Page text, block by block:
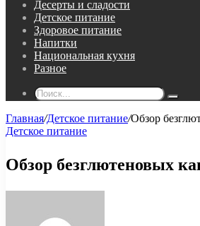
Десерты и сладости
Детское питание
Здоровое питание
Напитки
Национальная кухня
Разное
Главная/Детское питание/Обзор
Детское питание
Обзор безглютеновых